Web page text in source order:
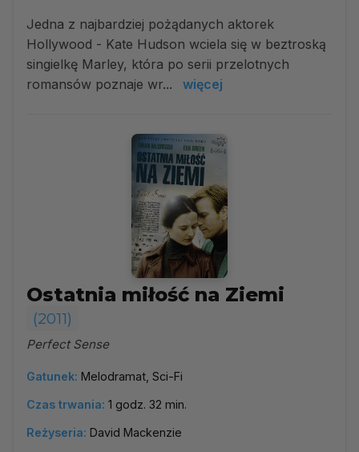
Jedna z najbardziej pożądanych aktorek
Hollywood - Kate Hudson wciela się w beztroską
singielkę Marley, która po serii przelotnych
romansów poznaje wr...
więcej
Ostatnia miłość na Ziemi
(2011)
Perfect Sense
Gatunek: Melodramat, Sci-Fi
Czas trwania: 1 godz. 32 min.
Reżyseria: David Mackenzie